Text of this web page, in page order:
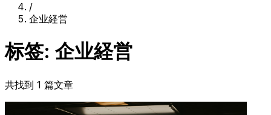
/
企业経営
标签: 企业経営
共找到 1 篇文章